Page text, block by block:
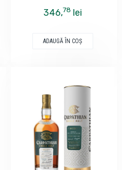
346,78 lei
ADAUGĂ ÎN COŞ